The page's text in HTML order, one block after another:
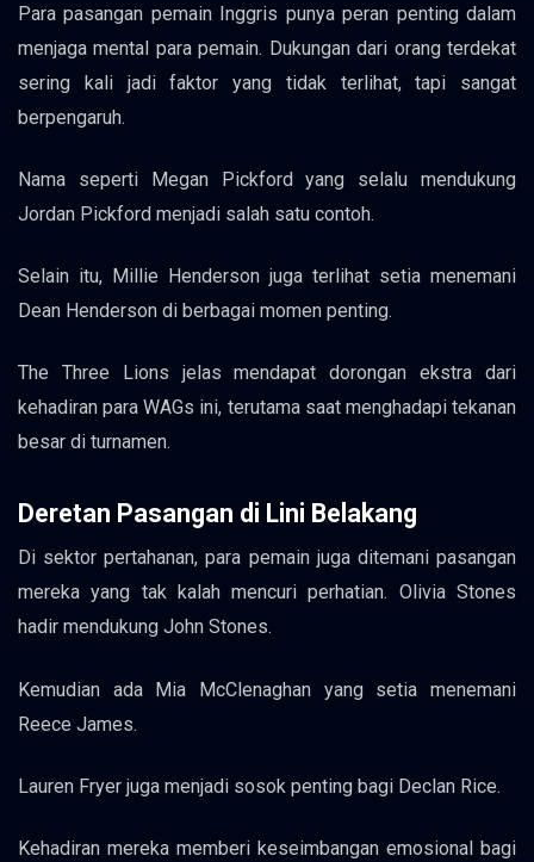
Para pasangan pemain Inggris punya peran penting dalam
menjaga mental para pemain. Dukungan dari orang terdekat
sering kali jadi faktor yang tidak terlihat, tapi sangat
berpengaruh.
Nama seperti Megan Pickford yang selalu mendukung
Jordan Pickford menjadi salah satu contoh.
Selain itu, Millie Henderson juga terlihat setia menemani
Dean Henderson di berbagai momen penting.
The Three Lions jelas mendapat dorongan ekstra dari
kehadiran para WAGs ini, terutama saat menghadapi tekanan
besar di turnamen.
Deretan Pasangan di Lini Belakang
Di sektor pertahanan, para pemain juga ditemani pasangan
mereka yang tak kalah mencuri perhatian. Olivia Stones
hadir mendukung John Stones.
Kemudian ada Mia McClenaghan yang setia menemani
Reece James.
Lauren Fryer juga menjadi sosok penting bagi Declan Rice.
Kehadiran mereka memberi keseimbangan emosional bagi